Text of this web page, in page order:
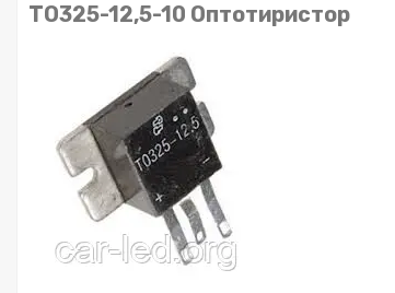
ТО325-12,5-10 Оптотиристор